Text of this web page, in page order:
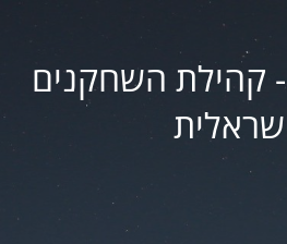
- קהילת השחקנים